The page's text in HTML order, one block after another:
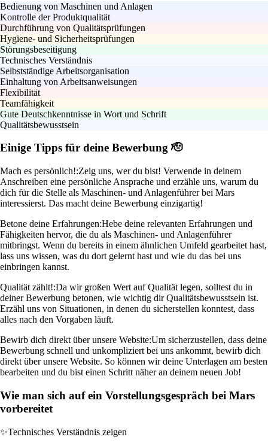
Bedienung von Maschinen und Anlagen
Kontrolle der Produktqualität
Durchführung von Qualitätsprüfungen
Hygiene- und Sicherheitsprüfungen
Störungsbeseitigung
Technisches Verständnis
Selbstständige Arbeitsorganisation
Einhaltung von Arbeitsanweisungen
Flexibilität
Teamfähigkeit
Gute Deutschkenntnisse in Wort und Schrift
Qualitätsbewusstsein
Einige Tipps für deine Bewerbung 🫡
Mach es persönlich!:Zeig uns, wer du bist! Verwende in deinem
Anschreiben eine persönliche Ansprache und erzähle uns, warum du
dich für die Stelle als Maschinen- und Anlagenführer bei Mars
interessierst. Das macht deine Bewerbung einzigartig!
Betone deine Erfahrungen:Hebe deine relevanten Erfahrungen und
Fähigkeiten hervor, die du als Maschinen- und Anlagenführer
mitbringst. Wenn du bereits in einem ähnlichen Umfeld gearbeitet hast,
lass uns wissen, was du dort gelernt hast und wie du das bei uns
einbringen kannst.
Qualität zählt!:Da wir großen Wert auf Qualität legen, solltest du in
deiner Bewerbung betonen, wie wichtig dir Qualitätsbewusstsein ist.
Erzähl uns von Situationen, in denen du sicherstellen konntest, dass
alles nach den Vorgaben läuft.
Bewirb dich direkt über unsere Website:Um sicherzustellen, dass deine
Bewerbung schnell und unkompliziert bei uns ankommt, bewirb dich
direkt über unsere Website. So können wir deine Unterlagen am besten
bearbeiten und du bist einen Schritt näher an deinem neuen Job!
Wie man sich auf ein Vorstellungsgespräch bei Mars
vorbereitet
✨Technisches Verständnis zeigen